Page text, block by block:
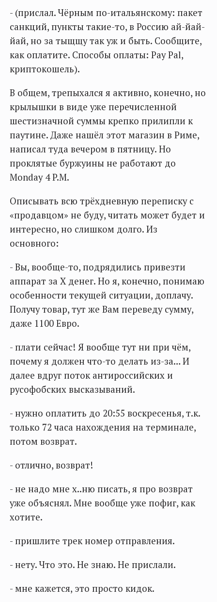
- (прислал. Чёрным по-итальянскому: пакет
санкций, пункты такие-то, в Россию ай-йай-
йай, но за тыщщу так уж и быть. Сообщите,
как оплатите. Способы оплаты: Pay Pal,
криптокошель).
В общем, трепыхался я активно, конечно, но
крылышки в виде уже перечисленной
шестизначной суммы крепко прилипли к
паутине. Даже нашёл этот магазин в Риме,
написал туда вечером в пятницу. Но
проклятые буржуины не работают до
Monday 4 P.M.
Описывать всю трёхдневную переписку с
«продавцом» не буду, читать может будет и
интересно, но слишком долго. Из
основного:
- Вы, вообще-то, подрядились привезти
аппарат за Х денег. Но я, конечно, понимаю
особенности текущей ситуации, доплачу.
Получу товар, тут же Вам переведу сумму,
даже 1100 Евро.
- плати сейчас! Я вообще тут ни при чём,
почему я должен что-то делать из-за… И
далее вдруг поток антироссийских и
русофобских высказываний.
- нужно оплатить до 20:55 воскресенья, т.к.
только 72 часа нахождения на терминале,
потом возврат.
- отлично, возврат!
- не надо мне х..ню писать, я про возврат
уже объяснял. Мне вообще уже пофиг, как
хотите.
- пришлите трек номер отправления.
- нету. Что это. Не знаю. Не прислали.
- мне кажется, это просто кидок.